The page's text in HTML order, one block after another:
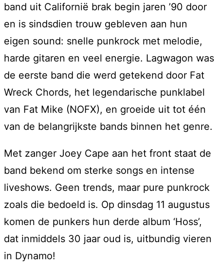
band uit Californië brak begin jaren ’90 door
en is sindsdien trouw gebleven aan hun
eigen sound: snelle punkrock met melodie,
harde gitaren en veel energie. Lagwagon was
de eerste band die werd getekend door Fat
Wreck Chords, het legendarische punklabel
van Fat Mike (NOFX), en groeide uit tot één
van de belangrijkste bands binnen het genre.
Met zanger Joey Cape aan het front staat de
band bekend om sterke songs en intense
liveshows. Geen trends, maar pure punkrock
zoals die bedoeld is. Op dinsdag 11 augustus
komen de punkers hun derde album ‘Hoss’,
dat inmiddels 30 jaar oud is, uitbundig vieren
in Dynamo!